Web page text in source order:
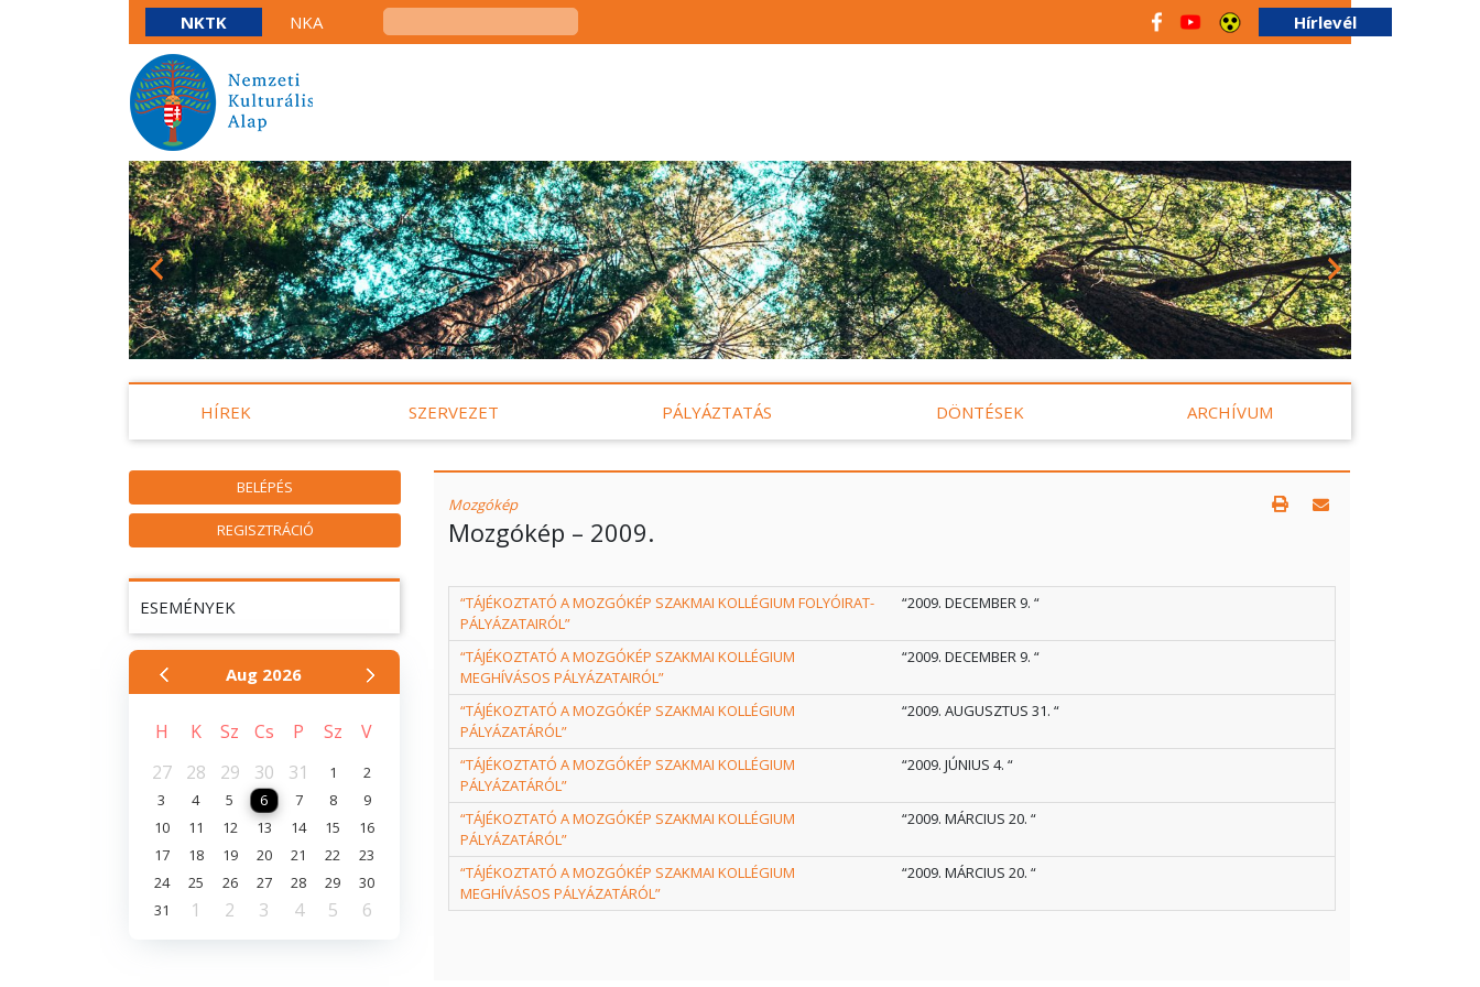
NKTK NKA Hírlevél
HÍREK SZERVEZET PÁLYÁZTATÁS DÖNTÉSEK ARCHÍVUM
BELÉPÉS
REGISZTRÁCIÓ
ESEMÉNYEK
Aug 2026
H K Sz Cs P Sz
V
27
28 29 30 31 1
2
3
4 5 6 7 8
9
10
11 12 13 14 15
16
17
18 19 20 21 22
23
24
25 26 27 28 29
30
31
1 2 3 4 5 6
Mozgókép
Mozgókép – 2009.
“TÁJÉKOZTATÓ A MOZGÓKÉP SZAKMAI KOLLÉGIUM FOLYÓIRAT-
PÁLYÁZATAIRÓL”
“2009. DECEMBER 9. “
“TÁJÉKOZTATÓ A MOZGÓKÉP SZAKMAI KOLLÉGIUM
MEGHÍVÁSOS PÁLYÁZATAIRÓL”
“2009. DECEMBER 9. “
“TÁJÉKOZTATÓ A MOZGÓKÉP SZAKMAI KOLLÉGIUM
PÁLYÁZATÁRÓL”
“2009. AUGUSZTUS 31. “
“TÁJÉKOZTATÓ A MOZGÓKÉP SZAKMAI KOLLÉGIUM
PÁLYÁZATÁRÓL”
“2009. JÚNIUS 4. “
“TÁJÉKOZTATÓ A MOZGÓKÉP SZAKMAI KOLLÉGIUM
PÁLYÁZATÁRÓL”
“2009. MÁRCIUS 20. “
“TÁJÉKOZTATÓ A MOZGÓKÉP SZAKMAI KOLLÉGIUM
MEGHÍVÁSOS PÁLYÁZATÁRÓL”
“2009. MÁRCIUS 20. “